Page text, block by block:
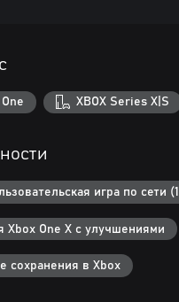
One XBOX Series X|S
игра по сети
Xbox One X с улучшениями
сохранения в Xbox